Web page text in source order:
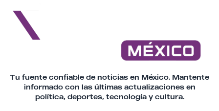
Tu fuente confiable de noticias en México. Mantente
informado con las últimas actualizaciones en
política, deportes, tecnología y cultura.